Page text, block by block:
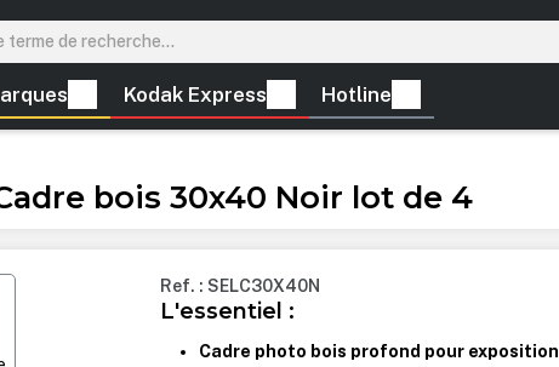
Kodak Express Hotline
bois 30x40 Noir lot de 4
Ref. : SELC30X40N
L'essentiel :
Cadre photo bois profond pour exposition